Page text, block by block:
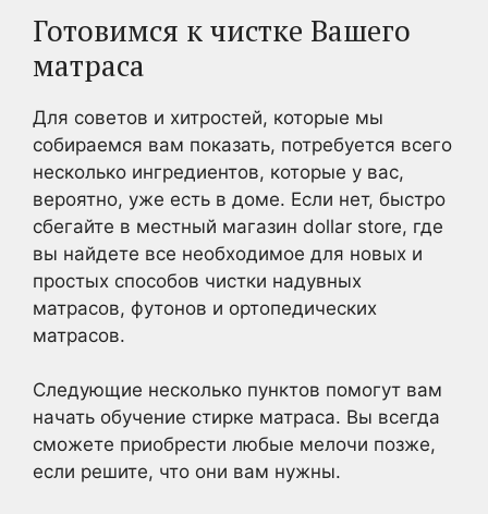
Готовимся к чистке Вашего
матраса
Для советов и хитростей, которые мы
собираемся вам показать, потребуется всего
несколько ингредиентов, которые у вас,
вероятно, уже есть в доме. Если нет, быстро
сбегайте в местный магазин dollar store, где
вы найдете все необходимое для новых и
простых способов чистки надувных
матрасов, футонов и ортопедических
матрасов.
Следующие несколько пунктов помогут вам
начать обучение стирке матраса. Вы всегда
сможете приобрести любые мелочи позже,
если решите, что они вам нужны.